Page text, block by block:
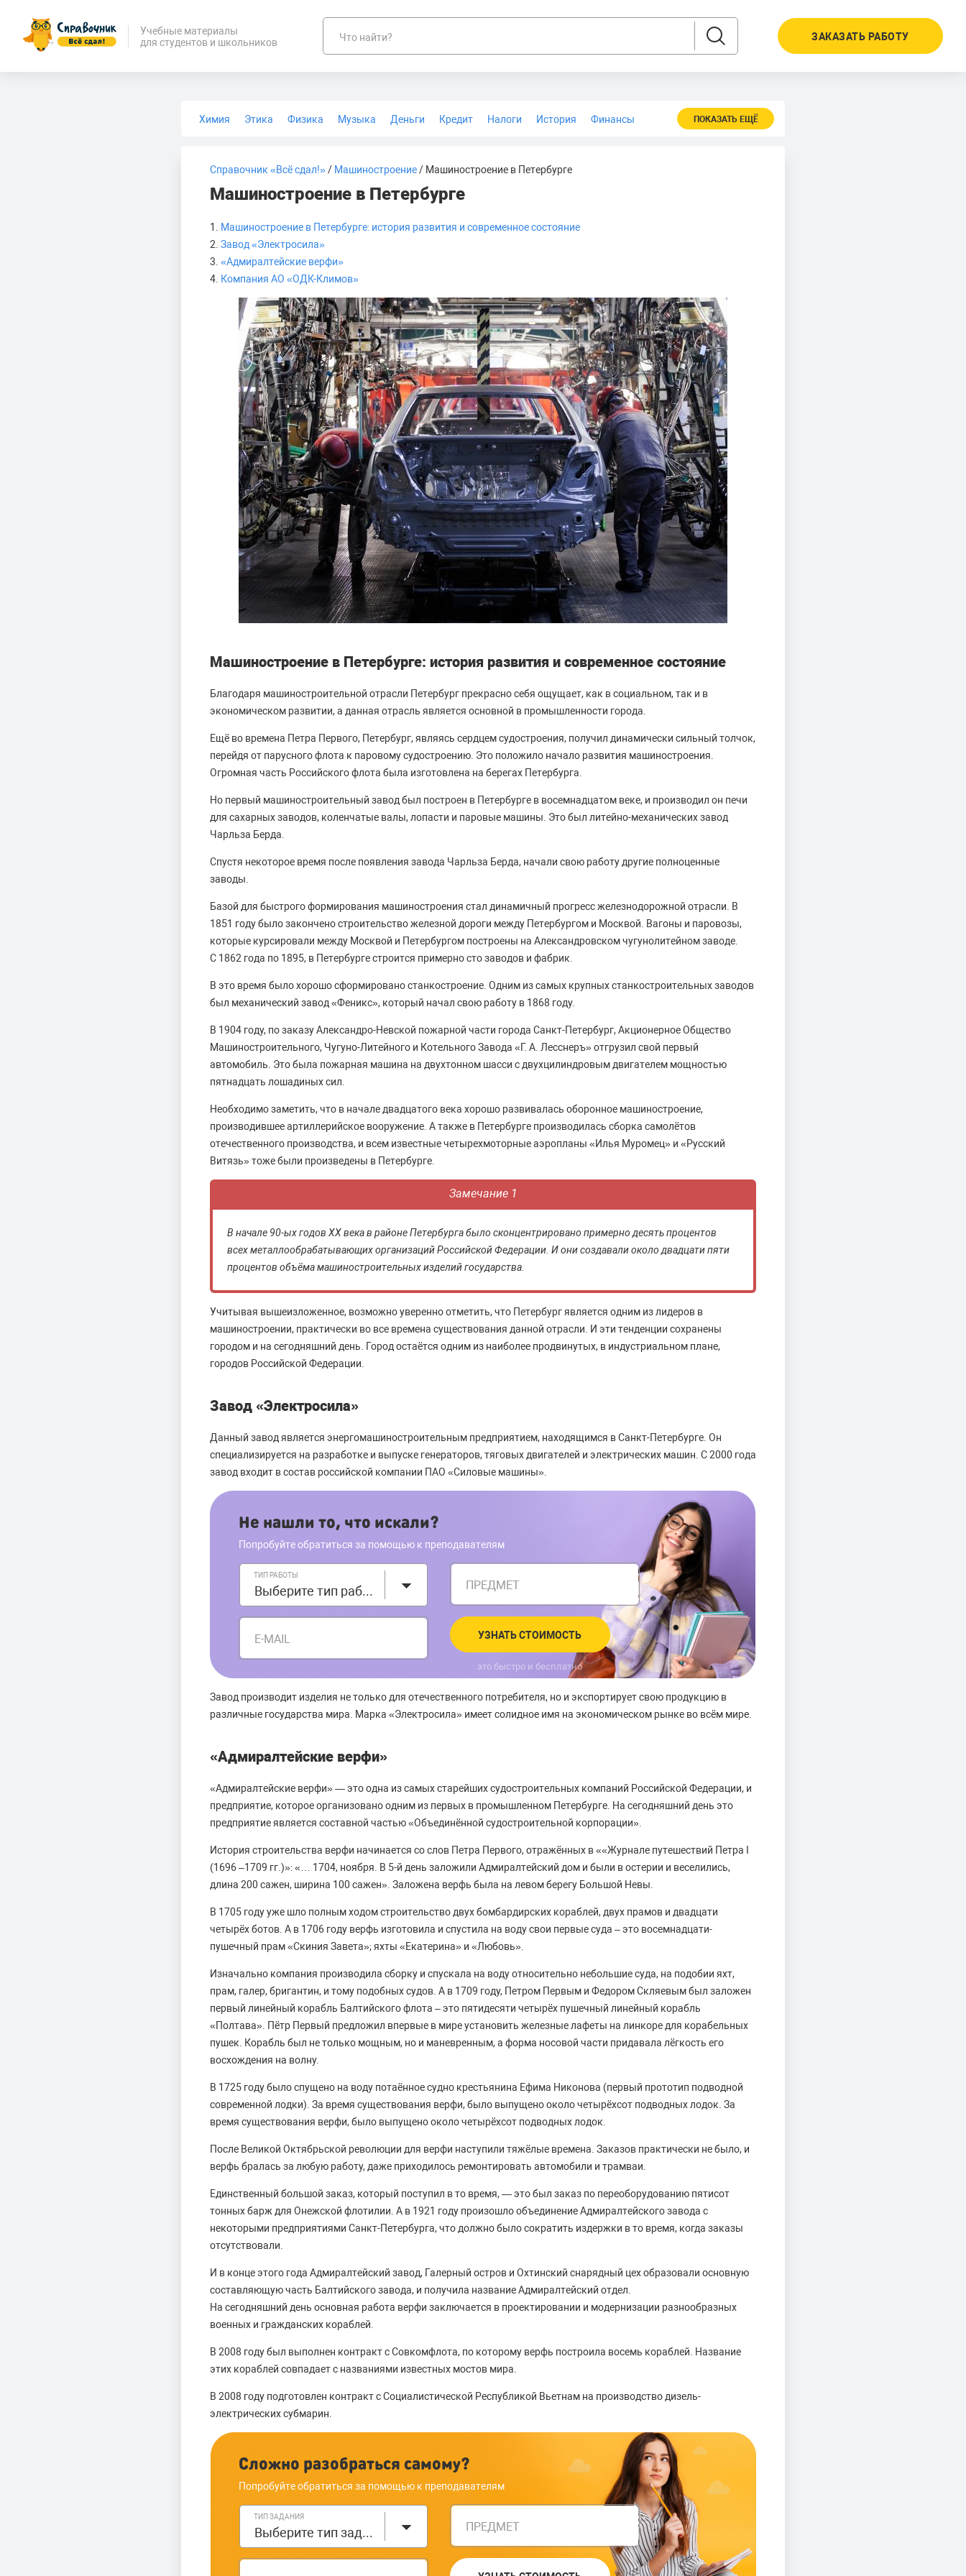
Учебные материалы
для студентов и школьников
Что найти? ЗАКАЗАТЬ РАБОТУ
Химия Этика Физика Музыка Деньги Кредит Налоги История
Финансы
ПОКАЗАТЬ ЕЩЁ
Справочник «Всё сдал!»/ Машиностроение/ Машиностроение в Петербурге
Машиностроение в Петербурге
1.
Машиностроение в Петербурге: история развития и современное состояние
2. Завод «Электросила»
3. «Адмиралтейские верфи»
4. Компания АО «ОДК-Климов»
Машиностроение в Петербурге: история развития и современное состояние
Благодаря машиностроительной отрасли Петербург прекрасно себя ощущает, как в социальном, так и в
экономическом развитии, а данная отрасль является основной в промышленности города.
Ещё во времена Петра Первого, Петербург, являясь сердцем судостроения, получил динамически сильный толчок,
перейдя от парусного флота к паровому судостроению. Это положило начало развития машиностроения.
Огромная часть Российского флота была изготовлена на берегах Петербурга.
Но первый машиностроительный завод был построен в Петербурге в восемнадцатом веке, и производил он печи
для сахарных заводов, коленчатые валы, лопасти и паровые машины. Это был литейно-механических завод
Чарльза Берда.
Спустя некоторое время после появления завода Чарльза Берда, начали свою работу другие полноценные
заводы.
Базой для быстрого формирования машиностроения стал динамичный прогресс железнодорожной отрасли. В
1851 году было закончено строительство железной дороги между Петербургом и Москвой. Вагоны и паровозы,
которые курсировали между Москвой и Петербургом построены на Александровском чугунолитейном заводе.
С 1862 года по 1895, в Петербурге строится примерно сто заводов и фабрик.
В это время было хорошо сформировано станкостроение. Одним из самых крупных станкостроительных заводов
был механический завод «Феникс», который начал свою работу в 1868 году.
В 1904 году, по заказу Александро-Невской пожарной части города Санкт-Петербург, Акционерное Общество
Машиностроительного, Чугуно-Литейного и Котельного Завода «Г. А. Лесснеръ» отгрузил свой первый
автомобиль. Это была пожарная машина на двухтонном шасси с двухцилиндровым двигателем мощностью
пятнадцать лошадиных сил.
Необходимо заметить, что в начале двадцатого века хорошо развивалась оборонное машиностроение,
производившее артиллерийское вооружение. А также в Петербурге производилась сборка самолётов
отечественного производства, и всем известные четырехмоторные аэропланы «Илья Муромец» и «Русский
Витязь» тоже были произведены в Петербурге.
Замечание 1
В начале 90-ых годов ХХ века в районе Петербурга было сконцентрировано примерно десять процентов
всех металлообрабатывающих организаций Российской Федерации. И они создавали около двадцати пяти
процентов объёма машиностроительных изделий государства.
Учитывая вышеизложенное, возможно уверенно отметить, что Петербург является одним из лидеров в
машиностроении, практически во все времена существования данной отрасли. И эти тенденции сохранены
городом и на сегодняшний день. Город остаётся одним из наиболее продвинутых, в индустриальном плане,
городов Российской Федерации.
Завод «Электросила»
Данный завод является энергомашиностроительным предприятием, находящимся в Санкт-Петербурге. Он
специализируется на разработке и выпуске генераторов, тяговых двигателей и электрических машин. С 2000 года
завод входит в состав российской компании ПАО «Силовые машины».
Не нашли то, что искали?
Попробуйте обратиться за помощью к преподавателям
ТИП РАБОТЫ
Выберите тип работы ПРЕДМЕТ
E-MAIL УЗНАТЬ СТОИМОСТЬ
это быстро и бесплатно
Завод производит изделия не только для отечественного потребителя, но и экспортирует свою продукцию в
различные государства мира. Марка «Электросила» имеет солидное имя на экономическом рынке во всём мире.
«Адмиралтейские верфи»
«Адмиралтейские верфи» — это одна из самых старейших судостроительных компаний Российской Федерации, и
предприятие, которое организовано одним из первых в промышленном Петербурге. На сегодняшний день это
предприятие является составной частью «Объединённой судостроительной корпорации».
История строительства верфи начинается со слов Петра Первого, отражённых в ««Журнале путешествий Петра I
(1696 –1709 гг.)»: «… 1704, ноября. В 5-й день заложили Адмиралтейский дом и были в остерии и веселились,
длина 200 сажен, ширина 100 сажен». Заложена верфь была на левом берегу Большой Невы.
В 1705 году уже шло полным ходом строительство двух бомбардирских кораблей, двух прамов и двадцати
четырёх ботов. А в 1706 году верфь изготовила и спустила на воду свои первые суда – это восемнадцати-
пушечный прам «Скиния Завета»; яхты «Екатерина» и «Любовь».
Изначально компания производила сборку и спускала на воду относительно небольшие суда, на подобии яхт,
прам, галер, бригантин, и тому подобных судов. А в 1709 году, Петром Первым и Федором Скляевым был заложен
первый линейный корабль Балтийского флота – это пятидесяти четырёх пушечный линейный корабль
«Полтава». Пётр Первый предложил впервые в мире установить железные лафеты на линкоре для корабельных
пушек. Корабль был не только мощным, но и маневренным, а форма носовой части придавала лёгкость его
восхождения на волну.
В 1725 году было спущено на воду потаённое судно крестьянина Ефима Никонова (первый прототип подводной
современной лодки). За время существования верфи, было выпущено около четырёхсот подводных лодок. За
время существования верфи, было выпущено около четырёхсот подводных лодок.
После Великой Октябрьской революции для верфи наступили тяжёлые времена. Заказов практически не было, и
верфь бралась за любую работу, даже приходилось ремонтировать автомобили и трамваи.
Единственный большой заказ, который поступил в то время, — это был заказ по переоборудованию пятисот
тонных барж для Онежской флотилии. А в 1921 году произошло объединение Адмиралтейского завода с
некоторыми предприятиями Санкт-Петербурга, что должно было сократить издержки в то время, когда заказы
отсутствовали.
И в конце этого года Адмиралтейский завод, Галерный остров и Охтинский снарядный цех образовали основную
составляющую часть Балтийского завода, и получила название Адмиралтейский отдел.
На сегодняшний день основная работа верфи заключается в проектировании и модернизации разнообразных
военных и гражданских кораблей.
В 2008 году был выполнен контракт с Совкомфлота, по которому верфь построила восемь кораблей. Название
этих кораблей совпадает с названиями известных мостов мира.
В 2008 году подготовлен контракт с Социалистической Республикой Вьетнам на производство дизель-
электрических субмарин.
Сложно разобраться самому?
Попробуйте обратиться за помощью к преподавателям
ТИП ЗАДАНИЯ
Выберите тип задания ПРЕДМЕТ